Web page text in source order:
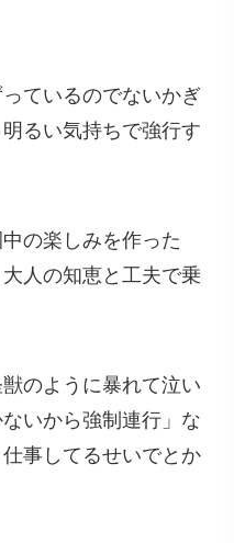
ているのでないかぎ
るい気持ちで強行す
の楽しみを作った
人の知恵と工夫で乗
のように暴れて泣い
いから強制連行」な
事してるせいでとか